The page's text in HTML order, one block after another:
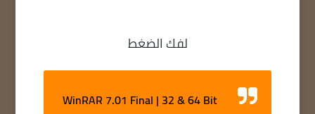
لفك الضغط
WinRAR 7.01 Final | 32 & 64 Bit